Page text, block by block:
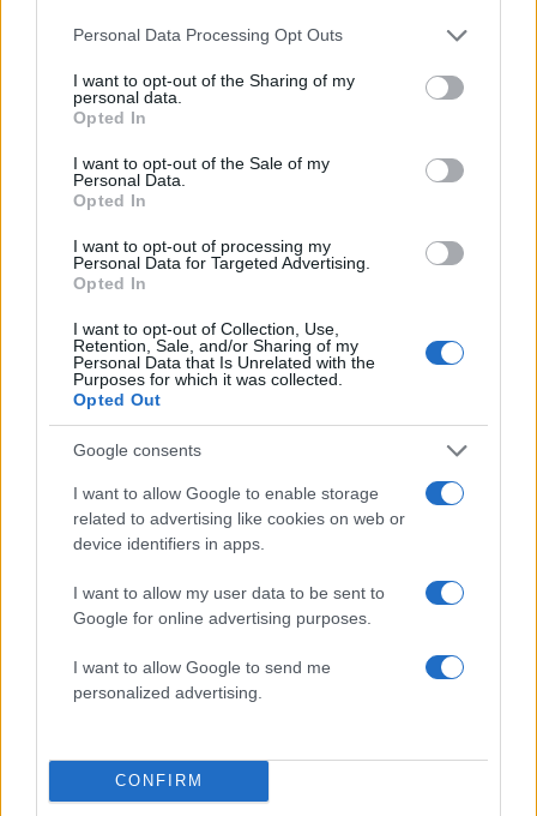
Please note that this website/app uses one or more Google
not limited to your visit or usage behaviour. You may click to
grant or deny consent to Google and its third-party tags to
use your data for below specified purposes in below Google
consent section.
Personal Data Processing Opt Outs
I want to opt-out of the Sharing of my
personal data.
Opted In
I want to opt-out of the Sale of my
Personal Data.
Opted In
I want to opt-out of processing my
Personal Data for Targeted Advertising.
Opted In
I want to opt-out of Collection, Use,
Retention, Sale, and/or Sharing of my
Personal Data that Is Unrelated with the
Purposes for which it was collected.
Opted Out
Google consents
I want to allow Google to enable storage
related to advertising like cookies on web or
device identifiers in apps.
I want to allow my user data to be sent to
Google for online advertising purposes.
I want to allow Google to send me
personalized advertising.
CONFIRM
50 /50
2000 /2000
Όροι Χρήσης . Το site προστατεύεται από reCAPTCHA, ισχύουν
Ελλάδα
ΠΗΓΑΔΙ
ΠΥΡΟΣΒΕΣΤΙΚΗ
Share:
Ακολουθήστε το Νewsit.gr στο Google News
ενημερωθείτε πρώτοι για όλη την ειδησεογραφία και τα
τελευταία νέα της ημέρας
Πιο δημοφιλή
Νίκα κάνουν διακοπές με πολυτελές γιοτ
με τα δύο παιδιά τους